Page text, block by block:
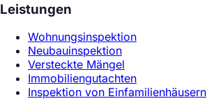
Leistungen
Wohnungsinspektion
Neubauinspektion
Versteckte Mängel
Immobiliengutachten
Inspektion von Einfamilienhäusern